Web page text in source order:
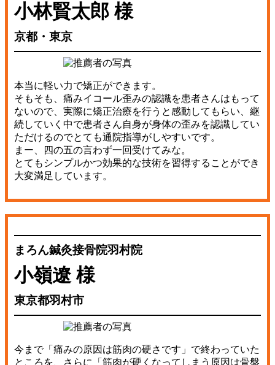
小林賢太郎 様
京都・東京
本当に軽い力で矯正ができます。
そもそも、痛みイコール歪みの認識を患者さんはもって
ないので、実際に矯正治療を行うと感動してもらい、継
続していく中で患者さん自身が身体の歪みを認識してい
ただけるのでとても通院指導がしやすいです。
まー、四の五の言わず一回受けてみな。
とてもシンプルかつ効果的な技術を習得することができ
大変満足しています。
まろん鍼灸接骨院羽村院
小嶺遼 様
東京都羽村市
今まで「痛みの原因は筋肉の硬さです」で終わっていた
ところを、さらに「筋肉が硬くなってしまう原因は骨盤